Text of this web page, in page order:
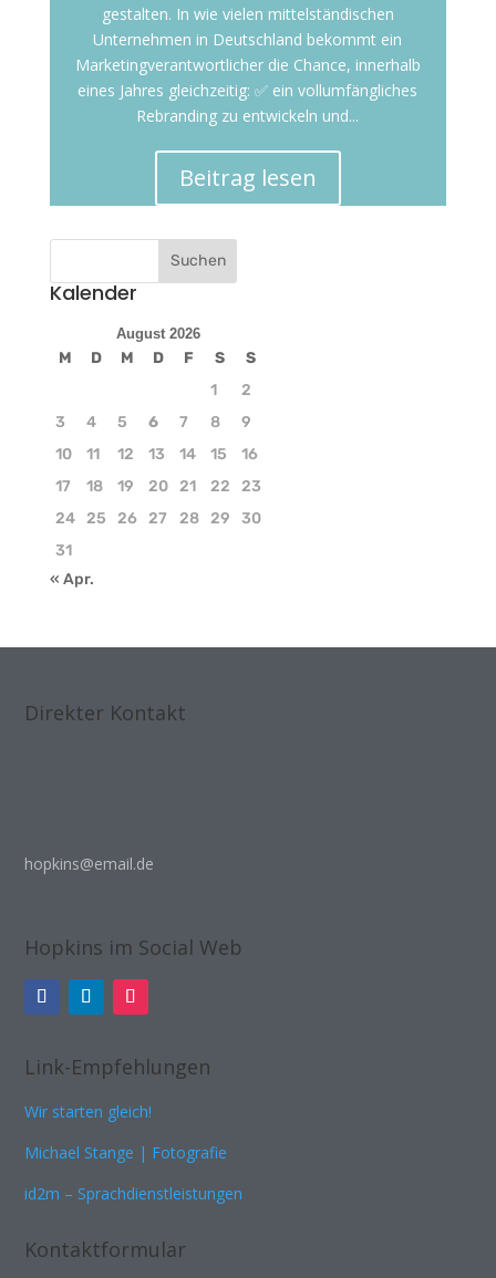
gestalten. In wie vielen mittelständischen
Unternehmen in Deutschland bekommt ein
Marketingverantwortlicher die Chance, innerhalb
eines Jahres gleichzeitig: ✅ ein vollumfängliches
Rebranding zu entwickeln und...
Beitrag lesen
Kalender
August 2026
M D M D F S
S
1
2
3
4 5 6 7 8
9
10
11 12 13 14 15
16
17
18 19 20 21 22
23
24
25 26 27 28 29
30
31
« Apr.
Direkter Kontakt
hopkins@email.de
Hopkins im Social Web
Link-Empfehlungen
Wir starten gleich!
Michael Stange | Fotografie
id2m – Sprachdienstleistungen
Kontaktformular